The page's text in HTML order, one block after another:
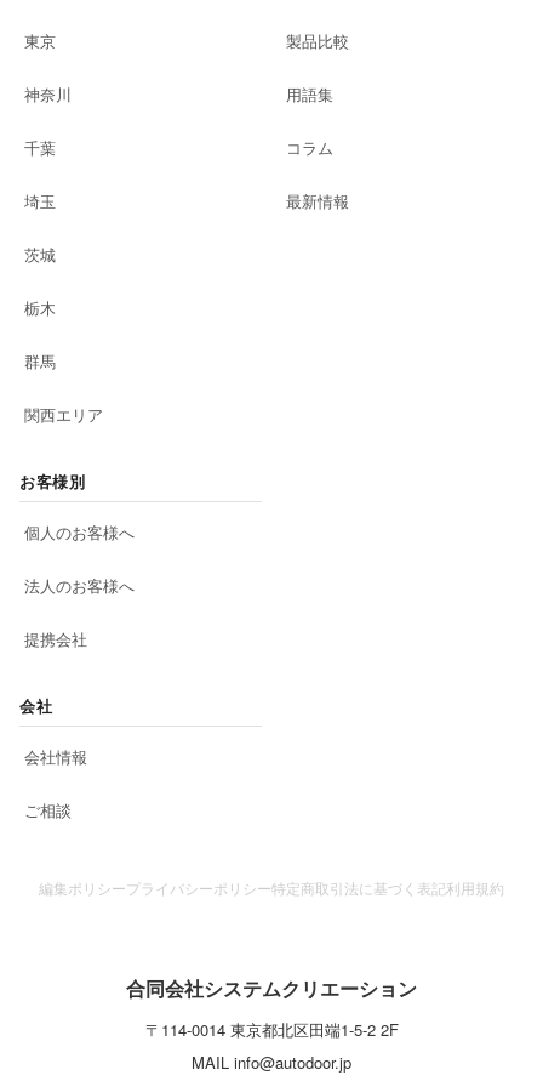
東京
神奈川
千葉
埼玉
茨城
栃木
群馬
関西エリア
製品比較
用語集
コラム
最新情報
お客様別
個人のお客様へ
法人のお客様へ
提携会社
会社
会社情報
ご相談
編集ポリシープライバシーポリシー特定商取引法に基づく表記利用規約
合同会社システムクリエーション
〒 114-0014 東京都北区田端1-5-2 2F
MAIL info@autodoor.jp